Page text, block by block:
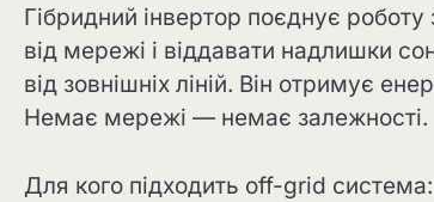
Гібридний інвертор поєднує
від мережі і віддавати надлишки
від зовнішніх ліній. Він отримує
Немає мережі — немає залежності.
Для кого підходить off-grid система: